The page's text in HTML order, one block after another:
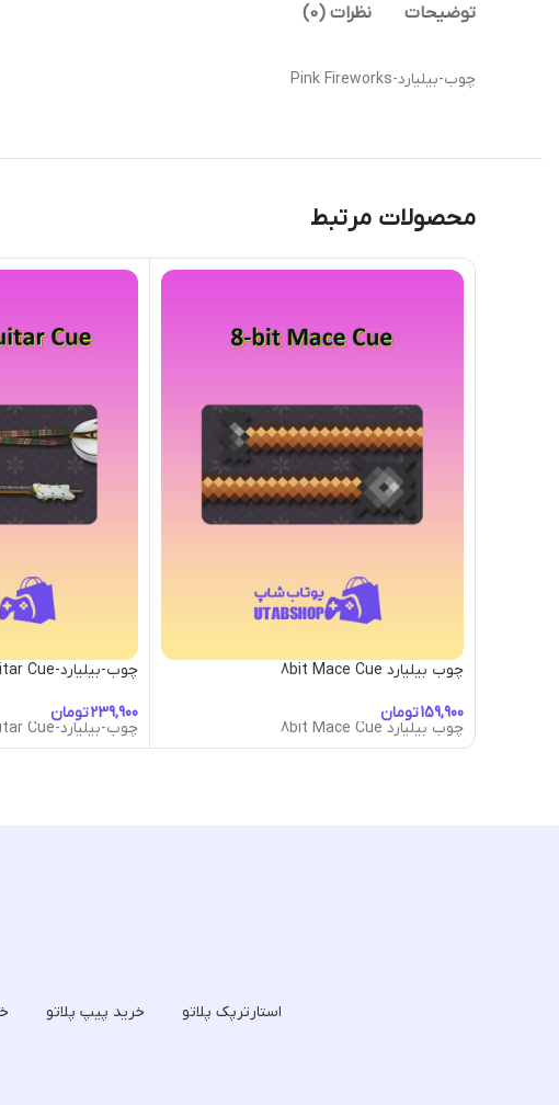
توضیحات نظرات (0)
چوب-بیلیارد-Pink Fireworks
محصولات مرتبط
چوب بیلیارد 8bit Mace Cue
تومان
چوب بیلیارد 8bit Mace Cue
چوب-بیلیارد-Acoustic Guitar Cue
تومان
چوب-بیلیارد-Acoustic Guitar Cue
استارترپک پلاتو خرید پیپ پلاتو